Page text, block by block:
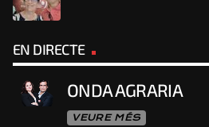
EN DIRECTE
ONDA AGRARIA
VEURE MÉS